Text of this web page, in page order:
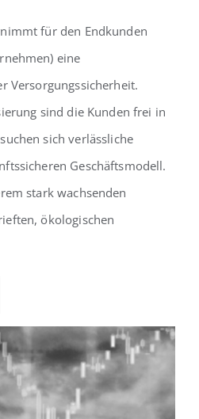
für den Endkunden
eine
Versorgungssicherheit.
sind die Kunden frei in
sich verlässliche
Geschäftsmodell.
stark wachsenden
ökologischen